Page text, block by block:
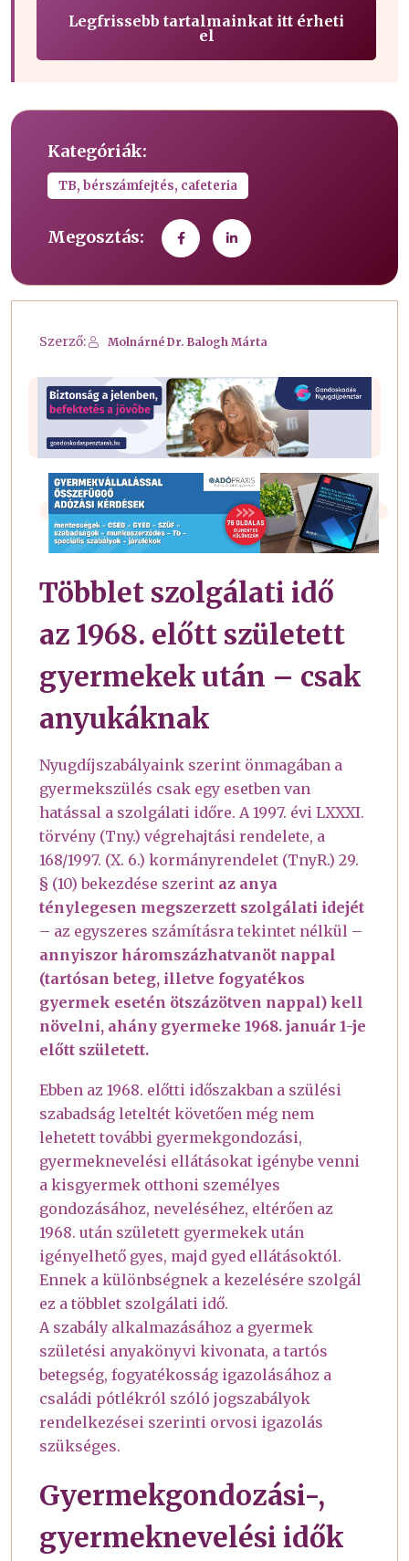
Legfrissebb tartalmainkat itt érheti
el
Kategóriák:
TB, bérszámfejtés, cafeteria
Megosztás:
Szerző: Molnárné Dr. Balogh Márta
Többlet szolgálati idő
az 1968. előtt született
gyermekek után – csak
anyukáknak
Nyugdíjszabályaink szerint önmagában a
gyermekszülés csak egy esetben van
hatással a szolgálati időre. A 1997. évi LXXXI.
törvény (Tny.) végrehajtási rendelete, a
168/1997. (X. 6.) kormányrendelet (TnyR.) 29.
§ (10) bekezdése szerint az anya
ténylegesen megszerzett szolgálati idejét
– az egyszeres számításra tekintet nélkül –
annyiszor háromszázhatvanöt nappal
(tartósan beteg, illetve fogyatékos
gyermek esetén ötszázötven nappal) kell
növelni, ahány gyermeke 1968. január 1-je
előtt született.
Ebben az 1968. előtti időszakban a szülési
szabadság leteltét követően még nem
lehetett további gyermekgondozási,
gyermeknevelési ellátásokat igénybe venni
a kisgyermek otthoni személyes
gondozásához, neveléséhez, eltérően az
1968. után született gyermekek után
igényelhető gyes, majd gyed ellátásoktól.
Ennek a különbségnek a kezelésére szolgál
ez a többlet szolgálati idő.
A szabály alkalmazásához a gyermek
születési anyakönyvi kivonata, a tartós
betegség, fogyatékosság igazolásához a
családi pótlékról szóló jogszabályok
rendelkezései szerinti orvosi igazolás
szükséges.
Gyermekgondozási-,
gyermeknevelési idők